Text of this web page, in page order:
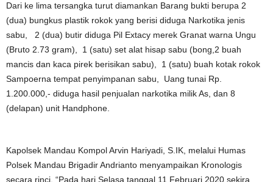
Dari ke lima tersangka turut diamankan Barang bukti berupa 2
(dua) bungkus plastik rokok yang berisi diduga Narkotika jenis
sabu, 2 (dua) butir diduga Pil Extacy merek Granat warna Ungu
(Bruto 2.73 gram), 1 (satu) set alat hisap sabu (bong,2 buah
mancis dan kaca pirek berisikan sabu), 1 (satu) buah kotak rokok
Sampoerna tempat penyimpanan sabu, Uang tunai Rp.
1.200.000,- diduga hasil penjualan narkotika milik As, dan 8
(delapan) unit Handphone.
Kapolsek Mandau Kompol Arvin Hariyadi, S.IK, melalui Humas
Polsek Mandau Brigadir Andrianto menyampaikan Kronologis
secara rinci. “Pada hari Selasa tanggal 11 Februari 2020 sekira